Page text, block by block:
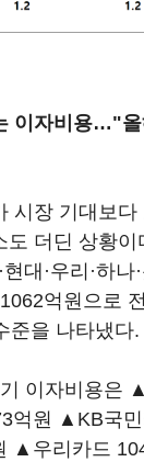
이자비용…"올
시장 기대보다
도 더딘 상황
대·우리·하나
억원으로
준을 나타냈다.
이자비용은
억원 ▲KB국
▲우리카드